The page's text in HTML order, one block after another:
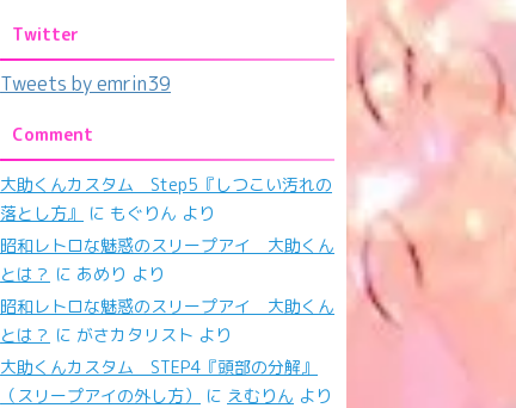
Twitter
Tweets by emrin39
Comment
大助くんカスタム Step5『しつこい汚れの
落とし方』
に もぐりん より
昭和レトロな魅惑のスリープアイ 大助くん
とは？ に あめり より
昭和レトロな魅惑のスリープアイ 大助くん
とは？ に がさカタリスト より
大助くんカスタム STEP4『頭部の分解』
（スリープアイの外し方）
に えむりん より